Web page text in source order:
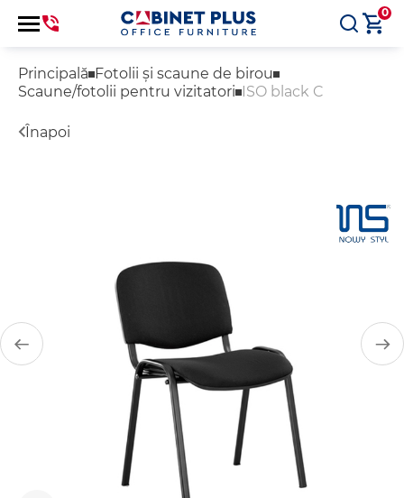
0
Principală Fotolii și scaune de birou
Scaune/fotolii pentru vizitatori ISO black C
Înapoi